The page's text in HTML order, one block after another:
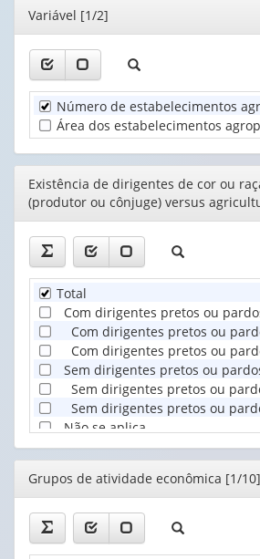
valor):
Unidade
Territorial
(1)
Tipo
prática
agrícola
(1)
área
total
(1)
Editor
Variável [1/2]
Número de estabelecimentos
Área dos estabelecimentos
Editor
Existência de dirigentes de cor ou
(produtor ou cônjuge) versus
Total
Com dirigentes pretos ou
Com dirigentes pretos ou
Com dirigentes pretos ou
Sem dirigentes pretos ou
Sem dirigentes pretos ou
Sem dirigentes pretos ou
Não se aplica
Editor
Grupos de atividade econômica [1/10]